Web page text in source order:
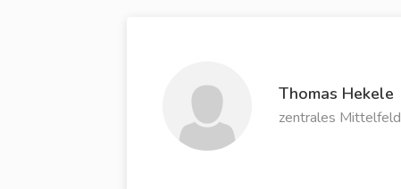
Thomas Hekele
zentrales Mittelfeld